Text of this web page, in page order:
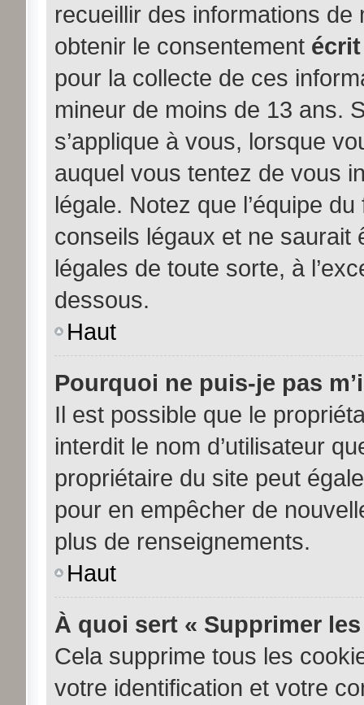
recueillir des informations
obtenir le consentement écrit
pour la collecte de ces
mineur de moins de 13 ans.
s’applique à vous, lorsque
auquel vous tentez de vous
légale. Notez que l’équipe
conseils légaux et ne saurait
légales de toute sorte, à
dessous.
Haut
Pourquoi ne puis-je pas
Il est possible que le
interdit le nom d’utilisateur
propriétaire du site peut
pour en empêcher de
plus de renseignements.
Haut
À quoi sert « Supprimer
Cela supprime tous les
votre identification et votre